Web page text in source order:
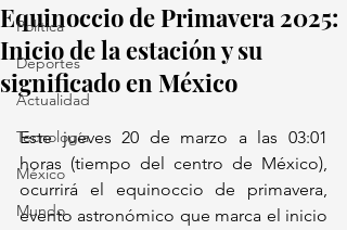
Política
Deportes
Actualidad
Tecnología
México
Mundo
Equinoccio de Primavera 2025:
Inicio de la estación y su
significado en México
Este jueves 20 de marzo a las 03:01
horas (tiempo del centro de México),
ocurrirá el equinoccio de primavera,
evento astronómico que marca el inicio